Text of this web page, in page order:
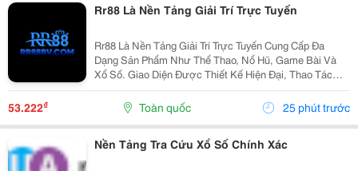
Rr88 Là Nền Tảng Giải Trí Trực Tuyến
Rr88 Là Nền Tảng Giải Trí Trực Tuyến Cung Cấp Đa
Dạng Sản Phẩm Như Thể Thao, Nổ Hũ, Game Bài Và
Xổ Số. Giao Diện Được Thiết Kế Hiện Đại, Thao Tác
Đơn Giản Và Tối Ưu Trên Nhiều Thiết Bị. Người Dùng
Có Thể Khám Phá Hệ Sinh Thái Giải Trí Đa Dạng Tại...
53.222₫ Toàn quốc 25 phút trước
Nền Tảng Tra Cứu Xổ Số Chính Xác